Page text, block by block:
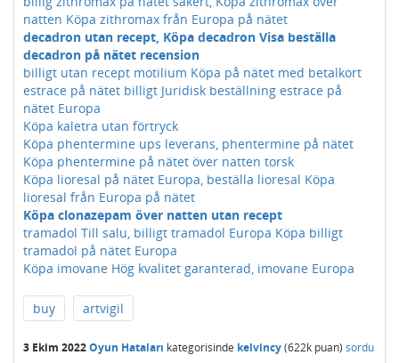
natten Köpa zithromax från Europa på nätet
decadron utan recept, Köpa decadron Visa beställa
decadron på nätet recension
billigt utan recept motilium Köpa på nätet med betalkort
estrace på nätet billigt Juridisk beställning estrace på
nätet Europa
Köpa kaletra utan förtryck
Köpa phentermine ups leverans, phentermine på nätet
Köpa phentermine på nätet över natten torsk
Köpa lioresal på nätet Europa, beställa lioresal Köpa
lioresal från Europa på nätet
Köpa clonazepam över natten utan recept
tramadol Till salu, billigt tramadol Europa Köpa billigt
tramadol på nätet Europa
Köpa imovane Hög kvalitet garanterad, imovane Europa
buy artvigil
3 Ekim 2022Oyun Hataları kategorisinde kelvincy(622k puan) sordu